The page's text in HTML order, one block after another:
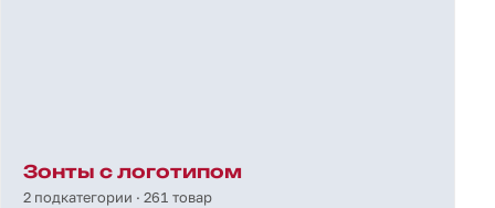
Зонты с логотипом
2 подкатегории · 261 товар